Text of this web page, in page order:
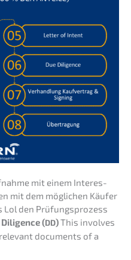
mit einem Inter­es­
mit dem mögli­chen Käufer
Lol den Prüfungs­pro­zess
Diligence (DD)This invol­ves
documents of a